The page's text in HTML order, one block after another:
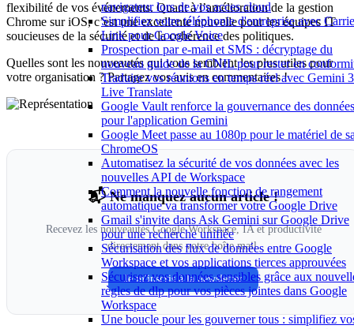
navigateur lors de vos acces cloud
Simplifiez votre téléphonie d'entreprise avec
Link pour Google Voice
Prospection par e-mail et SMS : décryptage du
nouveau guide de la CNIL pour rester en
Traduire vos réunions en temps réel avec Gemini
Live Translate
Google Vault renforce la gouvernance des données
pour l'application Gemini
Google Meet passe au 1080p pour le matériel de
ChromeOS
Automatisez la sécurité de vos données avec les
nouvelles API de Workspace
Comment la nouvelle fonction de rangement
automatique va transformer votre Google Drive
Gmail s'invite dans Ask Gemini sur Google Drive
pour une recherche unifiée
Sécurisation des flux de données entre Google
Workspace et vos applications tierces approuvées
Sécurisez vos données sensibles grâce aux
règles de dlp pour vos pièces jointes dans Google
Workspace
Une boucle pour les gouverner tous : simplifiez
flexibilité de vos événements. Quant à l’amélioration de la gestion
Chrome sur iOS, c’est une excellente nouvelle pour les équipes IT
soucieuses de la sécurité et de la cohérence des politiques.
Quelles sont les nouveautés qui vous semblent les plus utiles pour
votre organisation ? Partagez vos avis en commentaires !
📬 Ne manquez aucun article !
Recevez les nouveautés Google Workspace, IA et productivité
directement dans votre boîte mail.
Je m'inscris à la newsletter